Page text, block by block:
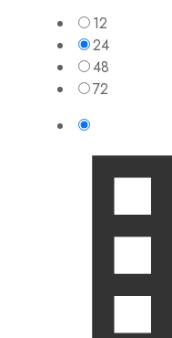
12
24
48
72